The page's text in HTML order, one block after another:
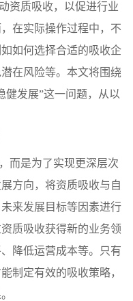
资质吸收，以促进行业
在实际操作过程中，不
如何选择合适的吸收企
在风险等。本文将围绕
健发展”这一问题，从以
而是为了实现更深层次
方向，将资质吸收与自
来发展目标等因素进行
质吸收获得新的业务领
降低运营成本等。只有
制定有效的吸收策略，